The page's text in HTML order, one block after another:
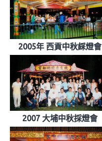
2005年 西貢中秋綵燈會
2007 大埔中秋採燈會